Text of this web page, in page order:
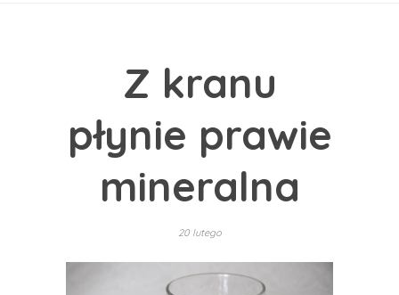
Z kranu
płynie prawie
mineralna
20 lutego